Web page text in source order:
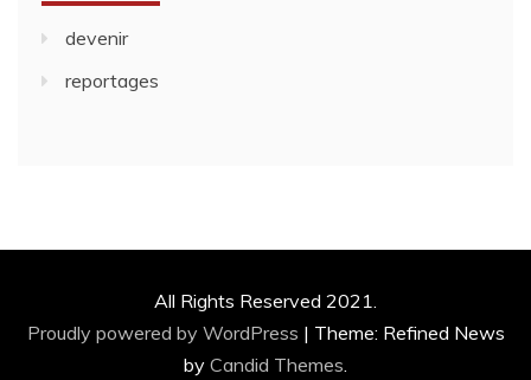
devenir
reportages
All Rights Reserved 2021.
Proudly powered by WordPress | Theme: Refined News
by Candid Themes.